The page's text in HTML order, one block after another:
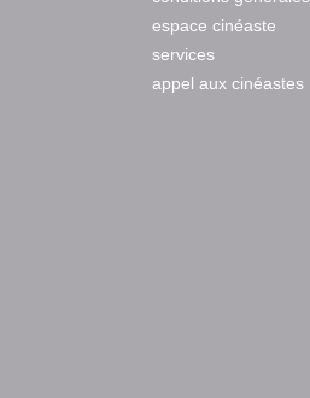
espace cinéaste
services
appel aux cinéastes